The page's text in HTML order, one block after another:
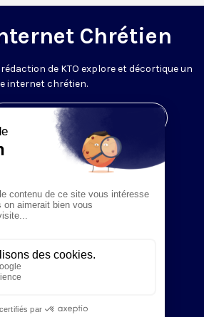
Chrétien
rédaction de KTO explore et décortique un
internet chrétien.
Visiter la page de l'émission